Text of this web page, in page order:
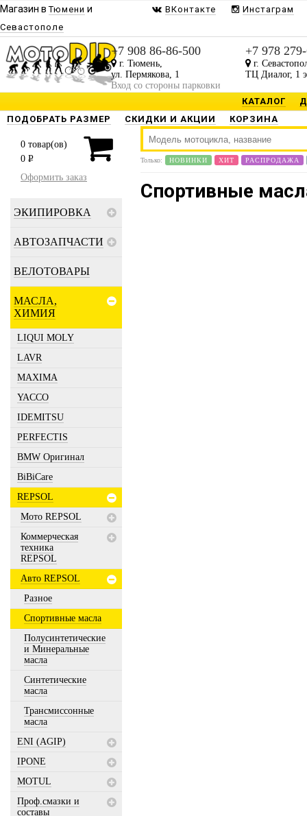
Магазин вТюмени и
Севастополе
ВКонтакте Инстаграм
+7 908 86-86-500
г. Тюмень,
ул. Пермякова, 1
Вход со стороны парковки
+7 978
г.
ТЦ Диалог, 1
КАТАЛОГ
ПОДОБРАТЬ РАЗМЕР
СКИДКИ И АКЦИИ КОРЗИНА
0 товар(ов)
0 P
Оформить заказ
ЭКИПИРОВКА
АВТОЗАПЧАСТИ
ВЕЛОТОВАРЫ
МАСЛА,
ХИМИЯ
LIQUI MOLY
LAVR
MAXIMA
YACCO
IDEMITSU
PERFECTIS
BMW Оригинал
BiBiCare
REPSOL
Мото REPSOL
Коммерческая
техника
REPSOL
Авто REPSOL
Разное
Спортивные масла
Полусинтетические
и Минеральные
масла
Синтетические
масла
Трансмиссонные
масла
ENI (AGIP)
IPONE
MOTUL
Проф.смазки и
составы
Только: НОВИНКИ ХИТ РАСПРОДАЖА
Спортивные